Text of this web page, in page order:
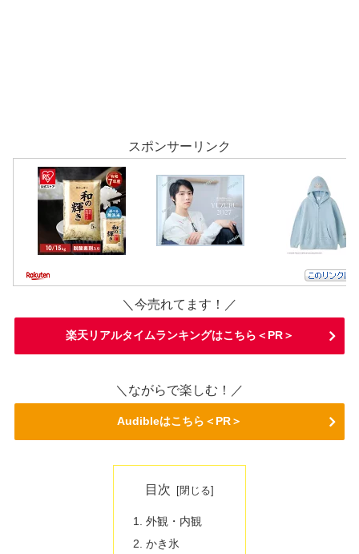
スポンサーリンク
＼今売れてます！／
楽天リアルタイムランキングはこちら＜PR＞
＼ながらで楽しむ！／
Audibleはこちら＜PR＞
目次
外観・内観
かき氷